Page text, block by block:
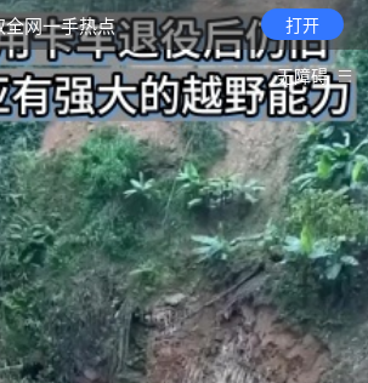
全网一手热点 打开
无障碍